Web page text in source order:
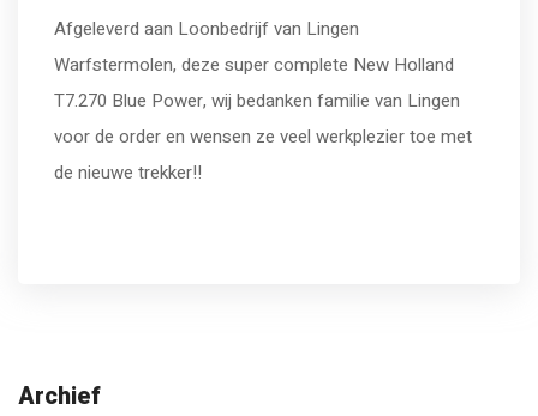
Afgeleverd aan Loonbedrijf van Lingen
Warfstermolen, deze super complete New Holland
T7.270 Blue Power, wij bedanken familie van Lingen
voor de order en wensen ze veel werkplezier toe met
de nieuwe trekker!!
Archief